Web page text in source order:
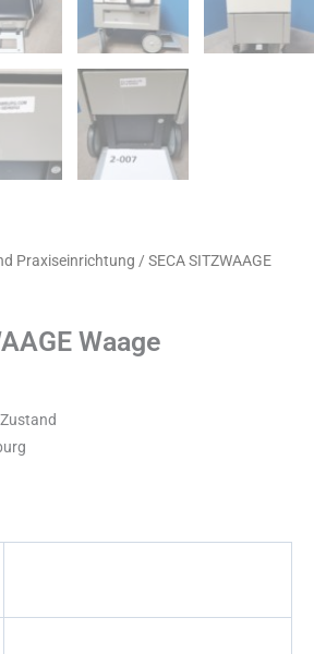
Praxiseinrichtung / SECA SITZWAAGE
Waage